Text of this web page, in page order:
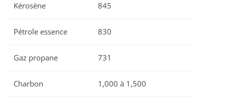
Kérosène 845
Pétrole essence 830
Gaz propane 731
Charbon 1,000 à 1,500